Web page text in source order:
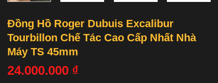
Đồng Hồ Roger Dubuis Excalibur
Tourbillon Chế Tác Cao Cấp Nhất Nhà
Máy TS 45mm
24.000.000 ₫